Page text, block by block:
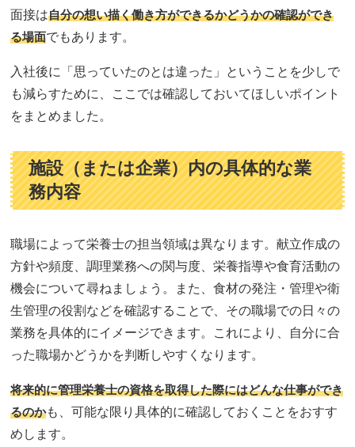
面接は自分の想い描く働き方ができるかどうかの確認ができ
る場面でもあります。
入社後に「思っていたのとは違った」ということを少しで
も減らすために、ここでは確認しておいてほしいポイント
をまとめました。
施設（または企業）内の具体的な業
務内容
職場によって栄養士の担当領域は異なります。献立作成の
方針や頻度、調理業務への関与度、栄養指導や食育活動の
機会について尋ねましょう。また、食材の発注・管理や衛
生管理の役割などを確認することで、その職場での日々の
業務を具体的にイメージできます。これにより、自分に合
った職場かどうかを判断しやすくなります。
将来的に管理栄養士の資格を取得した際にはどんな仕事ができ
るのかも、可能な限り具体的に確認しておくことをおすす
めします。